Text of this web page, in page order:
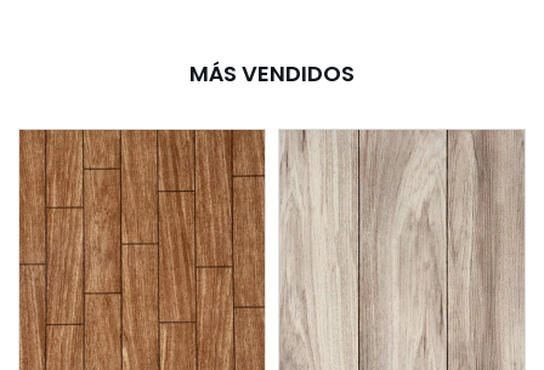
MÁS VENDIDOS